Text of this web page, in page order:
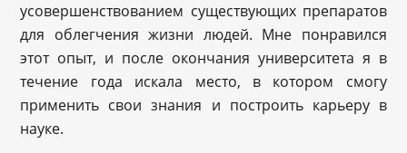
усовершенствованием существующих препаратов
для облегчения жизни людей. Мне понравился
этот опыт, и после окончания университета я в
течение года искала место, в котором смогу
применить свои знания и построить карьеру в
науке.